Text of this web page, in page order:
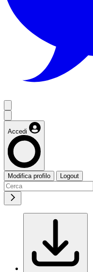
Accedi
Modifica profilo Logout